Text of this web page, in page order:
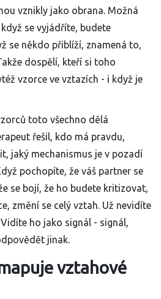
vznikly jako obrana. Možná
se vyjádříte, budete
se někdo přiblíží, znamená to,
dospělí, kteří si toho
vzorce ve vztazích - i když je
toto všechno dělá
řešil, kdo má pravdu,
jaký mechanismus je v pozadí
pochopíte, že váš partner se
se bojí, že ho budete kritizovat,
změní se celý vztah. Už nevidíte
ho jako signál - signál,
jinak.
vztahové